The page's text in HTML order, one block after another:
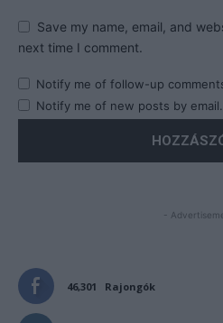
Save my name, email, and
next time I comment.
Notify me of follow-up
Notify me of new posts by email.
-
46,301 Rajongók